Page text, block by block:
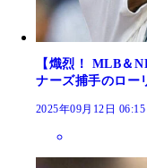
【熾烈！ MLB＆
ナーズ捕手のロー
2025年09月12日 06:15